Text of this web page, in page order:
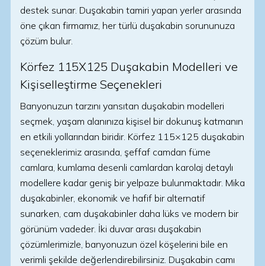
destek sunar. Duşakabin tamiri yapan yerler arasında
öne çıkan firmamız, her türlü duşakabin sorununuza
çözüm bulur.
Körfez 115X125 Duşakabin Modelleri ve
Kişiselleştirme Seçenekleri
Banyonuzun tarzını yansıtan duşakabin modelleri
seçmek, yaşam alanınıza kişisel bir dokunuş katmanın
en etkili yollarından biridir. Körfez 115×125 duşakabin
seçeneklerimiz arasında, şeffaf camdan füme
camlara, kumlama desenli camlardan karolaj detaylı
modellere kadar geniş bir yelpaze bulunmaktadır. Mika
duşakabinler, ekonomik ve hafif bir alternatif
sunarken, cam duşakabinler daha lüks ve modern bir
görünüm vadeder. İki duvar arası duşakabin
çözümlerimizle, banyonuzun özel köşelerini bile en
verimli şekilde değerlendirebilirsiniz. Duşakabin camı